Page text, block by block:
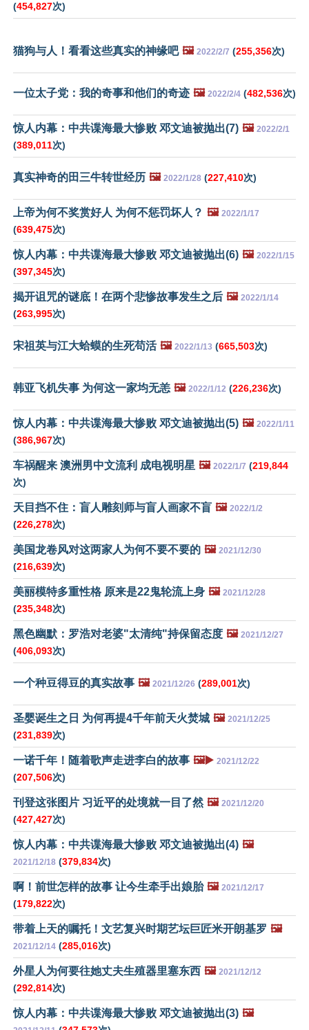
(454,827次)
猫狗与人！看看这些真实的神缘吧 🖼️ 2022/2/7 (255,356次)
一位太子党：我的奇事和他们的奇迹 🖼️ 2022/2/4 (482,536次)
惊人内幕：中共谍海最大惨败 邓文迪被抛出(7) 🖼️ 2022/2/1
(389,011次)
真实神奇的田三牛转世经历 🖼️ 2022/1/28 (227,410次)
上帝为何不奖赏好人 为何不惩罚坏人？ 🖼️ 2022/1/17
(639,475次)
惊人内幕：中共谍海最大惨败 邓文迪被抛出(6) 🖼️ 2022/1/15
(397,345次)
揭开诅咒的谜底！在两个悲惨故事发生之后 🖼️ 2022/1/14
(263,995次)
宋祖英与江大蛤蟆的生死苟活 🖼️ 2022/1/13 (665,503次)
韩亚飞机失事 为何这一家均无恙 🖼️ 2022/1/12 (226,236次)
惊人内幕：中共谍海最大惨败 邓文迪被抛出(5) 🖼️ 2022/1/11
(386,967次)
车祸醒来 澳洲男中文流利 成电视明星 🖼️ 2022/1/7 (219,844
次)
天目挡不住：盲人雕刻师与盲人画家不盲 🖼️ 2022/1/2
(226,278次)
美国龙卷风对这两家人为何不要不要的 🖼️ 2021/12/30
(216,639次)
美丽模特多重性格 原来是22鬼轮流上身 🖼️ 2021/12/28
(235,348次)
黑色幽默：罗浩对老婆"太清纯"持保留态度 🖼️ 2021/12/27
(406,093次)
一个种豆得豆的真实故事 🖼️ 2021/12/26 (289,001次)
圣婴诞生之日 为何再提4千年前天火焚城 🖼️ 2021/12/25
(231,839次)
一诺千年！随着歌声走进李白的故事 🖼️▶️ 2021/12/22
(207,506次)
刊登这张图片 习近平的处境就一目了然 🖼️ 2021/12/20
(427,427次)
惊人内幕：中共谍海最大惨败 邓文迪被抛出(4) 🖼️
2021/12/18 (379,834次)
啊！前世怎样的故事 让今生牵手出娘胎 🖼️ 2021/12/17
(179,822次)
带着上天的嘱托！文艺复兴时期艺坛巨匠米开朗基罗 🖼️
2021/12/14 (285,016次)
外星人为何要往她丈夫生殖器里塞东西 🖼️ 2021/12/12
(292,814次)
惊人内幕：中共谍海最大惨败 邓文迪被抛出(3) 🖼️